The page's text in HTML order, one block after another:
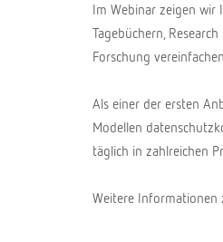
Im Webinar zeigen wir
Tagebüchern,
Forschung
Als einer der ersten
Modellen
täglich in zahlreichen
Weitere Informationen